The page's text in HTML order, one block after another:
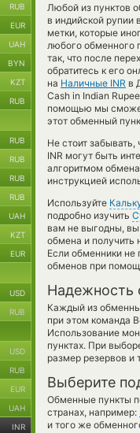
Любой из пунктов
в индийской
метки, которые
любого обменного
так, что после
обратитесь к его
на Наличные INR в
Cash in Indian
помощью мы
этот обменный
Не стоит
INR могут быть
алгоритмом
инструкцией
Используйте
подробно изучить
вам не выгодны,
обмена и получить
Если обменники не
обменов при
Надежность
Каждый из
при этом команда
Использование
пунктах. При
размер резервов и
Выберите
Обменные пункты
странах, например:
и того же
RUB
EUR
UAH
BYN
KZT
RUB
RUB
RUB
RUB
RUB
UAH
KZT
EUR
USD
RUB
USD
RUB
EUR
UAH
INR